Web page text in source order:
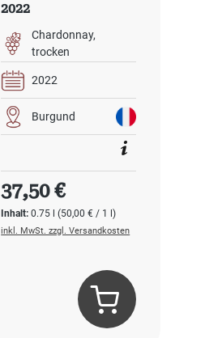
2022
Chardonnay
trocken
2022
Burgund
Inhalt:0.75 l(50,00 € / 1 l)
Regulärer Preis:
37,50 €
inkl. MwSt. zzgl. Versandkosten